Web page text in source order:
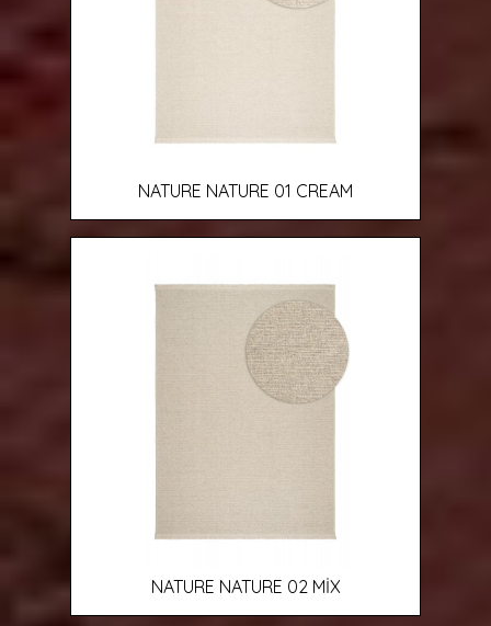
NATURE NATURE 01 CREAM
NATURE NATURE 02 MİX